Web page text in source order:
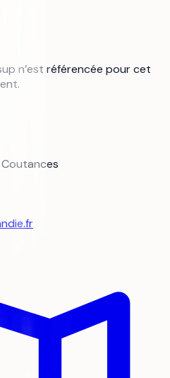
n’est référencée pour cet